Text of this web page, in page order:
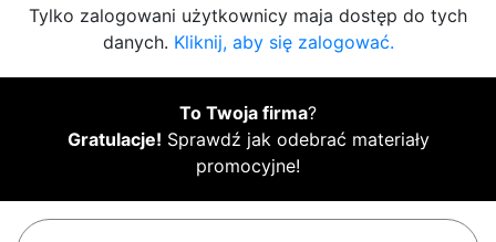
Tylko zalogowani użytkownicy maja dostęp do tych
danych. Kliknij, aby się zalogować.
To Twoja firma?
Gratulacje! Sprawdź jak odebrać materiały
promocyjne!